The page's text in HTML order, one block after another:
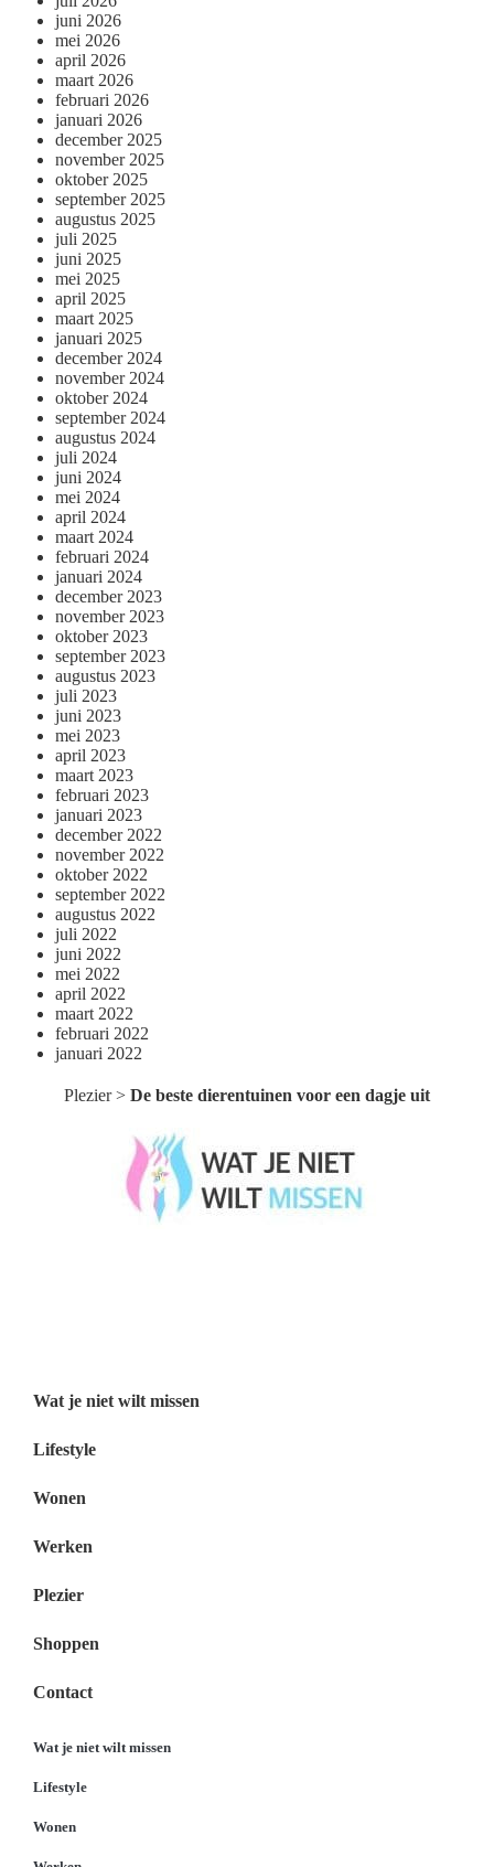
juni 2026
mei 2026
april 2026
maart 2026
februari 2026
januari 2026
december 2025
november 2025
oktober 2025
september 2025
augustus 2025
juli 2025
juni 2025
mei 2025
april 2025
maart 2025
januari 2025
december 2024
november 2024
oktober 2024
september 2024
augustus 2024
juli 2024
juni 2024
mei 2024
april 2024
maart 2024
februari 2024
januari 2024
december 2023
november 2023
oktober 2023
september 2023
augustus 2023
juli 2023
juni 2023
mei 2023
april 2023
maart 2023
februari 2023
januari 2023
december 2022
november 2022
oktober 2022
september 2022
augustus 2022
juli 2022
juni 2022
mei 2022
april 2022
maart 2022
februari 2022
januari 2022
Plezier> De beste dierentuinen voor een dagje uit
Wat je niet wilt missen
Lifestyle
Wonen
Werken
Plezier
Shoppen
Contact
Wat je niet wilt missen
Lifestyle
Wonen